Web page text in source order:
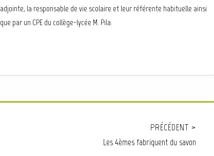
adjointe, la responsable de vie scolaire et leur référente habituelle ainsi
que par un CPE du collège-lycée M. Pila.
PRÉCÉDENT >
Les 4èmes fabriquent du savon